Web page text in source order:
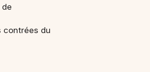
de
contrées du